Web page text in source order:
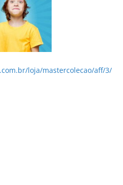
loja/mastercolecao/aff/3/